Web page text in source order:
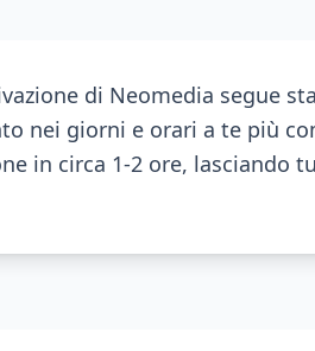
di Neomedia segue
nei giorni e orari a te più
in circa 1-2 ore, lasciando